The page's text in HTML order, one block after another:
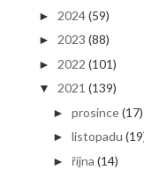
► 2024 (59)
► 2023 (88)
► 2022 (101)
▼ 2021 (139)
►prosince(17)
►listopadu
►října (14)